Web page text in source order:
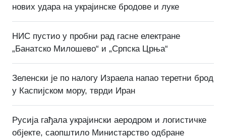
нових удара на украјинске бродове и луке
НИС пустио у пробни рад гасне електране
„Банатско Милошево“ и „Српска Црња“
Зеленски је по налогу Израела напао теретни брод
у Каспијском мору, тврди Иран
Русија гађала украјински аеродром и логистичке
објекте, саопштило Министарство одбране